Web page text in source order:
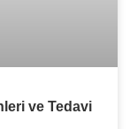
ve Tedavi